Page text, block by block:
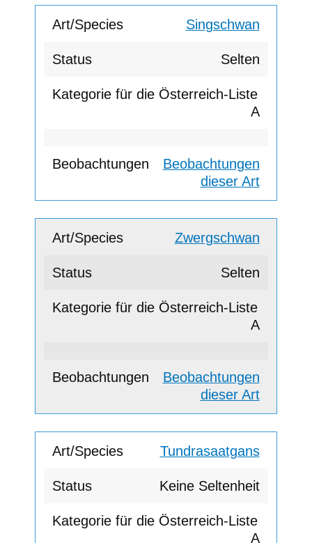
Singschwan
Selten
A
Beobachtungen
dieser Art
Zwergschwan
Selten
A
Beobachtungen
dieser Art
Tundrasaatgans
Keine Seltenheit
A